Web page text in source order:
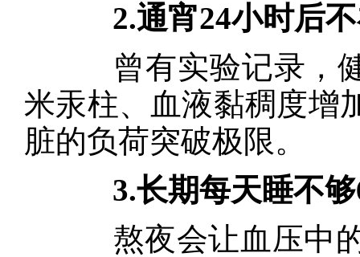
2.通宵24小时后
曾有实验记录，健
米汞柱、血液黏稠度增
脏的负荷突破极限。
3.长期每天睡不
熬夜会让血压中的